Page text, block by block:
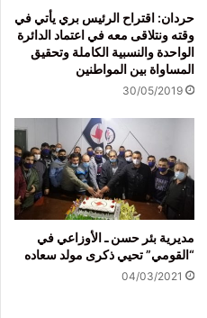
حردان: اقتراح الرئيس بري يأتي في
وقته ونتلاقى معه في اعتماد الدائرة
الواحدة والنسبية الكاملة وتحقيق
المساواة بين المواطنين
30/05/2019
مديرية بئر حسن ـ الأوزاعي في
“القومي” تحيي ذكرى مولد سعاده
04/03/2021